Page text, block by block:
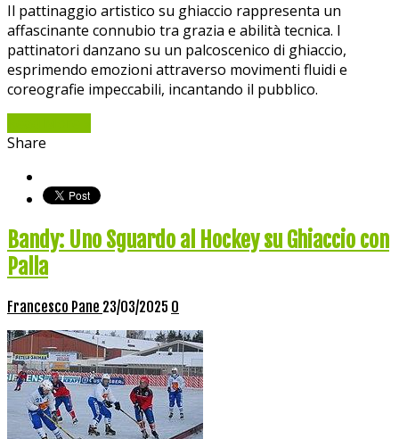
Il pattinaggio artistico su ghiaccio rappresenta un
affascinante connubio tra grazia e abilità tecnica. I
pattinatori danzano su un palcoscenico di ghiaccio,
esprimendo emozioni attraverso movimenti fluidi e
coreografie impeccabili, incantando il pubblico.
Share
Bandy: Uno Sguardo al Hockey su Ghiaccio con
Palla
Francesco Pane 23/03/2025 0